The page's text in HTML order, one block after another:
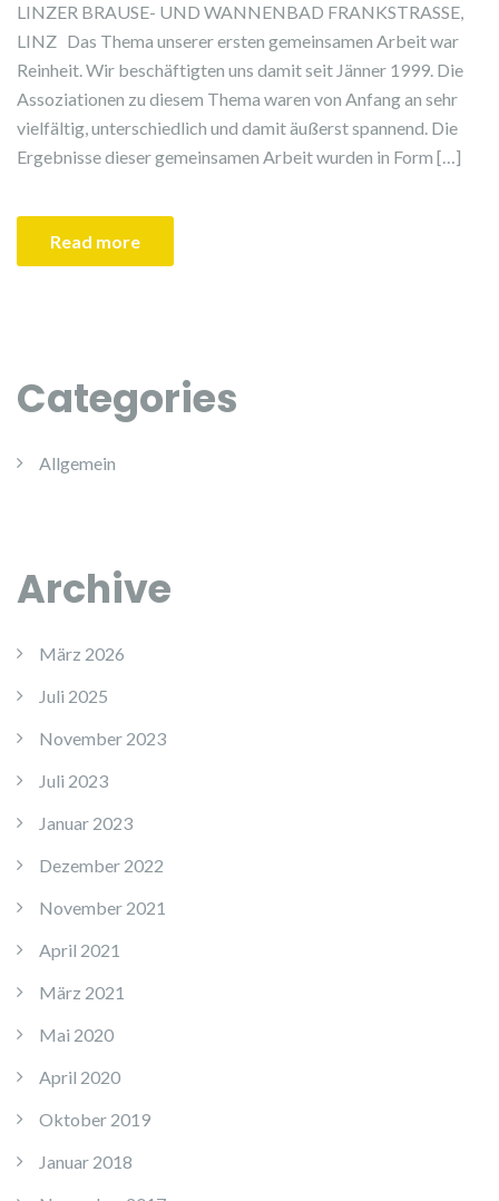
LINZER BRAUSE- UND WANNENBAD FRANKSTRASSE,
LINZ Das Thema unserer ersten gemeinsamen Arbeit war
Reinheit. Wir beschäftigten uns damit seit Jänner 1999. Die
Assoziationen zu diesem Thema waren von Anfang an sehr
vielfältig, unterschiedlich und damit äußerst spannend. Die
Ergebnisse dieser gemeinsamen Arbeit wurden in Form […]
Read more
Categories
Allgemein
Archive
März 2026
Juli 2025
November 2023
Juli 2023
Januar 2023
Dezember 2022
November 2021
April 2021
März 2021
Mai 2020
April 2020
Oktober 2019
Januar 2018